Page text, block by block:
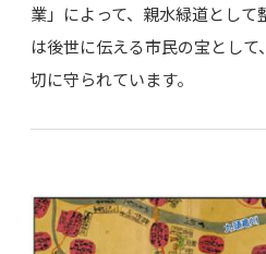
業」によって、親水緑道とし
は後世に伝える市民の宝とし
切に守られています。